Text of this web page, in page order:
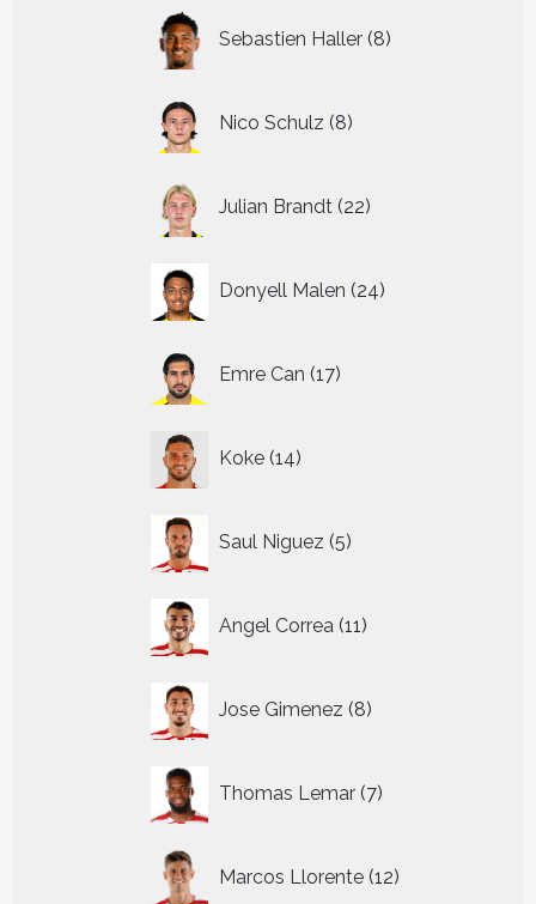
Sebastien Haller 8
producten
Nico Schulz 8
producten
Julian Brandt 22
producten
Donyell Malen 24
producten
Emre Can 17
producten
Koke 14
producten
Saul Niguez 5
producten
Angel Correa 11
producten
Jose Gimenez 8
producten
Thomas Lemar 7
producten
Marcos Llorente 12
producten